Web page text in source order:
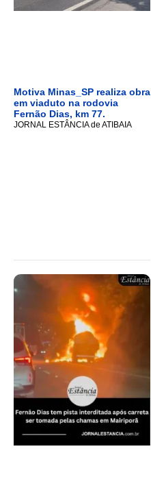
Motiva Minas_SP realiza obra
em viaduto na rodovia
Fernão Dias, km 77.
JORNAL ESTÂNCIA de ATIBAIA